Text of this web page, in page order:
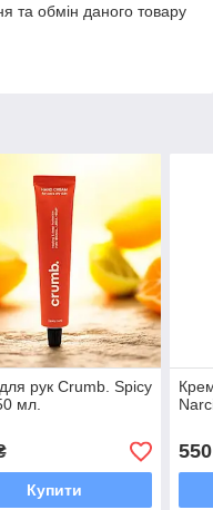
та обмін даного товару
рук Crumb. Spicy
мл.
Купити
550